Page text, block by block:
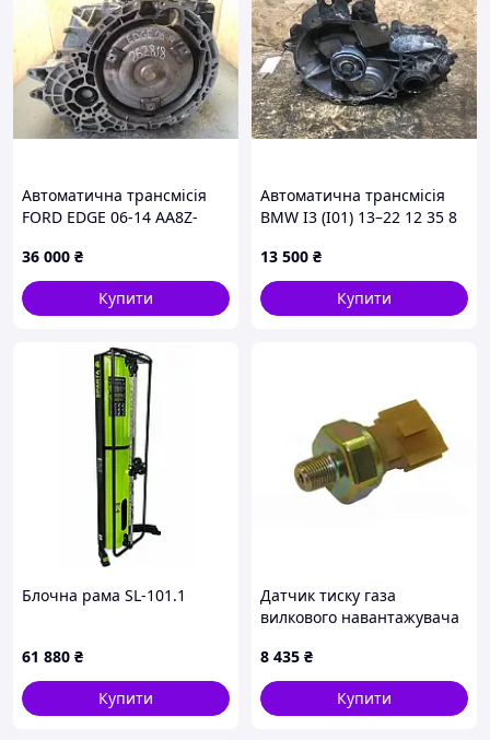
Автоматична трансмісія
FORD EDGE 06-14 AA8Z-
36 000 ₴
Купити
Автоматична трансмісія
BMW I3 (I01) 13–22 12 35 8
13 500 ₴
Купити
Блочна рама SL-101.1
61 880 ₴
Купити
Датчик тиску газа
вилкового навантажувача
8 435 ₴
Купити